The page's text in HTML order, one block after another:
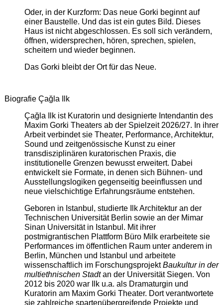
Oder, in der Kurzform: Das neue Gorki beginnt auf
einer Baustelle. Und das ist ein gutes Bild. Dieses
Haus ist nicht abgeschlossen. Es soll sich verändern,
öffnen, widersprechen, hören, sprechen, spielen,
scheitern und wieder beginnen.
Das Gorki bleibt der Ort für das Neue.
Biografie Çağla Ilk
Çağla Ilk ist Kuratorin und designierte Intendantin des
Maxim Gorki Theaters ab der Spielzeit 2026/27. In ihrer
Arbeit verbindet sie Theater, Performance, Architektur,
Sound und zeitgenössische Kunst zu einer
transdisziplinären kuratorischen Praxis, die
institutionelle Grenzen bewusst erweitert. Dabei
entwickelt sie Formate, in denen sich Bühnen- und
Ausstellungslogiken gegenseitig beeinflussen und
neue vielschichtige Erfahrungsräume entstehen.
Geboren in Istanbul, studierte Ilk Architektur an der
Technischen Universität Berlin sowie an der Mimar
Sinan Universität in Istanbul. Mit ihrer
postmigrantischen Plattform Büro Milk erarbeitete sie
Performances im öffentlichen Raum unter anderem in
Berlin, München und Istanbul und arbeitete
wissenschaftlich im ForschungsprojektBaukultur in der
multiethnischen Stadtan der Universität Siegen. Von
2012 bis 2020 war Ilk u.a. als Dramaturgin und
Kuratorin am Maxim Gorki Theater. Dort verantwortete
sie zahlreiche spartenübergreifende Projekte und